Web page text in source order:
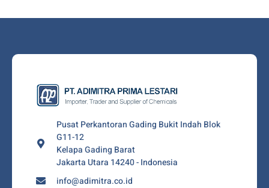
Pusat Perkantoran Gading Bukit Indah Blok
G11-12
Kelapa Gading Barat
Jakarta Utara 14240 - Indonesia
info@adimitra.co.id